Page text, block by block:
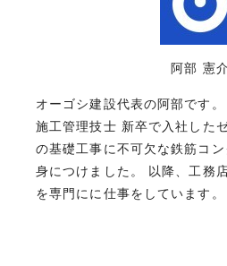
阿部 憲介
オーゴシ建設代表の阿部です
施工管理技士 新卒で入社した
の基礎工事に不可欠な鉄筋コ
身につけました。 以降、工務
を専門にに仕事をしています。